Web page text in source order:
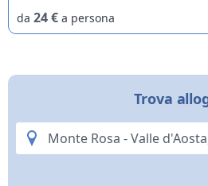
da 24 € a persona
Trova